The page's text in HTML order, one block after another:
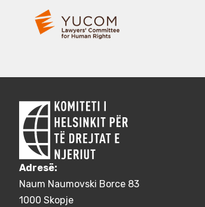
Adresë:
Naum Naumovski Borce 83
1000 Skopje